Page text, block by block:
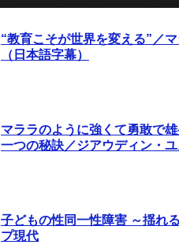
“教育こそが世界を変える”／
（日本語字幕）
マララのように強くて勇敢で
一つの秘訣／ジアウディン・
子どもの性同一性障害 ～揺れ
プ現代